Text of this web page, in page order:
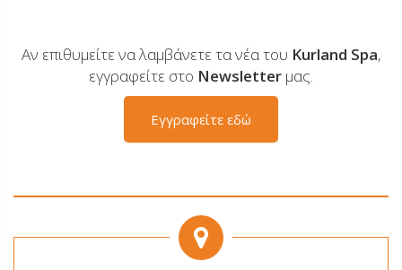
Αν επιθυμείτε να λαμβάνετε τα νέα του Kurland Spa,
εγγραφείτε στο Newsletter μας.
Εγγραφείτε εδώ